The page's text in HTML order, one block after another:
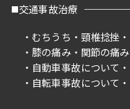
交通事故治療
むちうち
頸椎捻挫
膝の痛み
関節の痛み
自動車事故について
自転車事故について